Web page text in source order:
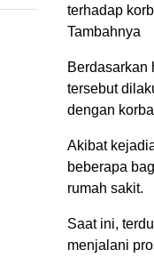
terhadap
Tambahnya
Berdasarkan
tersebut
dengan
Akibat
beberapa
rumah sakit.
Saat ini,
menjalani